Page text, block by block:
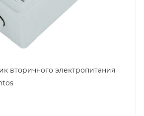
вторичного электропитания